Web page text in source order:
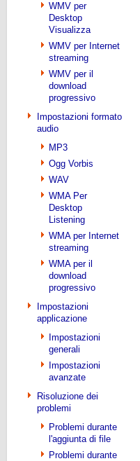
WMV per
Desktop
Visualizza
WMV per Internet
streaming
WMV per il
download
progressivo
Impostazioni formato
audio
MP3
Ogg Vorbis
WAV
WMA Per
Desktop
Listening
WMA per Internet
streaming
WMA per il
download
progressivo
Impostazioni
applicazione
Impostazioni
generali
Impostazioni
avanzate
Risoluzione dei
problemi
Problemi durante
l'aggiunta di file
Problemi durante